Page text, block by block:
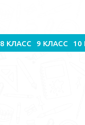
8 КЛАСС 9 КЛАСС 10